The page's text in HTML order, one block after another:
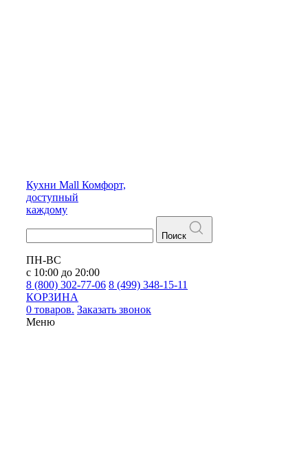
Кухни Mall Комфорт,
доступный
каждому
Поиск
ПН-ВС
с 10:00 до 20:00
8 (800) 302-77-06 8 (499) 348-15-11
КОРЗИНА
0 товаров. Заказать звонок
Меню